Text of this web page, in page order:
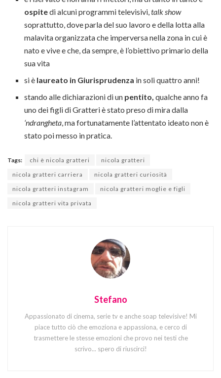
ospitedi alcuni programmi televisivi,talk show
soprattutto, dove parla del suo lavoro e della lotta alla
malavita organizzata che imperversa nella zona in cui è
nato e vive e che, da sempre, è l’obiettivo primario della
sua vita
si è laureato in Giurisprudenza in soli quattro anni!
stando alle dichiarazioni di un pentito, qualche anno fa
uno dei figli di Gratteri è stato preso di mira dalla
‘ndrangheta, ma fortunatamente l’attentato ideato non è
stato poi messo in pratica.
Tags: chi è nicola gratteri
nicola gratteri
nicola gratteri carriera
nicola gratteri curiosità
nicola gratteri instagram
nicola gratteri moglie e figli
nicola gratteri vita privata
Stefano
Appassionato di cinema, serie tv e anche soap televisive! Mi
piace tutto ciò che emoziona e appassiona, e cerco di
trasmettere le stesse emozioni che provo nei testi che
scrivo... spero di riuscirci!